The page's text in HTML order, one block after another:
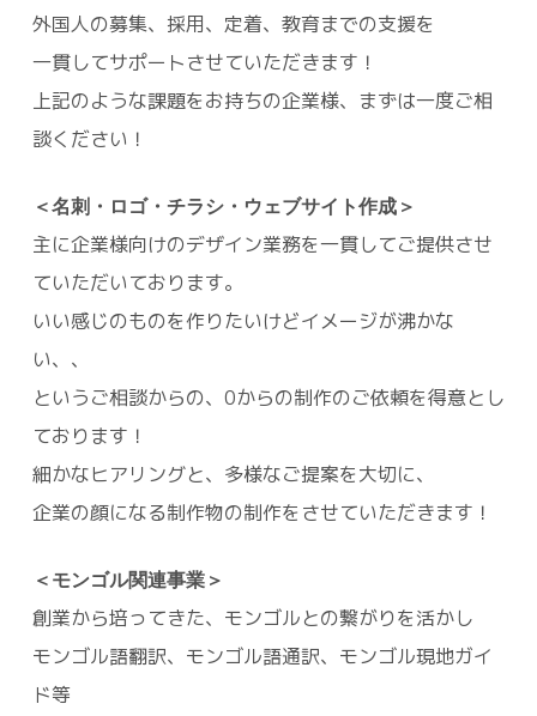
外国人の募集、採用、定着、教育までの支援を
一貫してサポートさせていただきます！
上記のような課題をお持ちの企業様、まずは一度ご相
談ください！
＜名刺・ロゴ・チラシ・ウェブサイト作成＞
主に企業様向けのデザイン業務を一貫してご提供させ
ていただいております。
いい感じのものを作りたいけどイメージが沸かな
い、、
というご相談からの、0からの制作のご依頼を得意とし
ております！
細かなヒアリングと、多様なご提案を大切に、
企業の顔になる制作物の制作をさせていただきます！
＜モンゴル関連事業＞
創業から培ってきた、モンゴルとの繋がりを活かし
モンゴル語翻訳、モンゴル語通訳、モンゴル現地ガイ
ド等